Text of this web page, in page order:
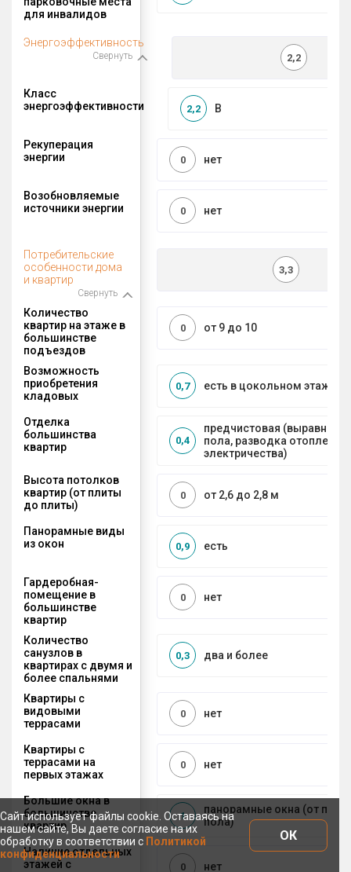
для инвалидов
Энергоэффективность
Свернуть 2,2
Класс
энергоэффективности
B
2,2
Рекуперация
энергии
нет
0
Возобновляемые
источники энергии
нет
0
Потребительские
особенности дома
и квартир
Свернуть
3,3
Количество
квартир на этаже в
большинстве
подъездов
от 9 до 10
0
Возможность
приобретения
кладовых
есть в цокольном этаже
0,7
Отделка
большинства
квартир
предчистовая
пола, разводка отопления
электричества)
0,4
Высота потолков
квартир (от плиты
до плиты)
от 2,6 до 2,8 м
0
Панорамные виды
из окон
есть
0,9
Гардеробная-
помещение в
большинстве
квартир
нет
0
Количество
санузлов в
квартирах с двумя и
более спальнями
два и более
0,3
Квартиры с
видовыми
террасами
нет
0
Квартиры с
террасами на
первых этажах
нет
0
Большие окна в
большинстве
квартир
панорамные окна (от
пола)
1
Наличие отдельных
этажей с
нет
0
Сайт использует файлы cookie. Оставаясь на
нашем сайте, Вы даете согласие на их
обработку в соответствии с Политикой
конфиденциальности
ОК